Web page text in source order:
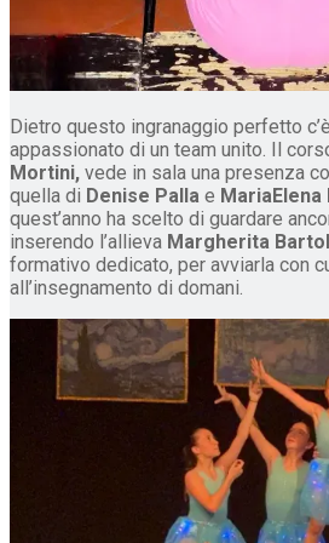
​Dietro questo ingranaggio perfetto
appassionato di un team unito. Il
Mortini, vede in sala una presenza
quella di Denise Palla e MariaElena
quest’anno ha scelto di guardare
inserendo l’allieva Margherita
formativo dedicato, per avviarla con
all’insegnamento di domani.